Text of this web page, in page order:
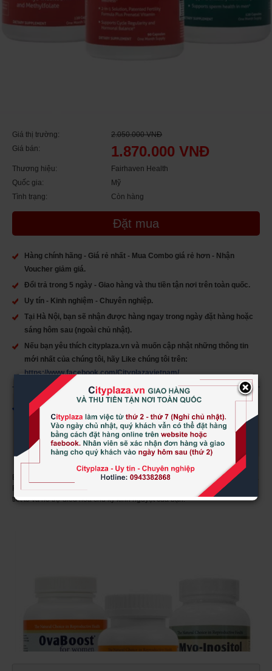
Giá thị trường:
2.050.000 VNĐ
Giá bán:
1.870.000 VNĐ
Thương hiệu:
Fairhaven Health
Quốc gia:
Mỹ
Tình trạng:
Còn hàng
Đặt mua
Hàng chính hãng - Giá rẻ nhất - Mua Combo giá rẻ hơn - Nhận
Voucher giảm giá.
Đổi trả trong 5 ngày - Giao hàng và thu tiền tận nơi trên toàn quốc.
Uy tín - Kinh nghiệm - Chuyên nghiệp.
Tại Hà Nội, bạn sẽ nhận được hàng ngay trong ngày đặt hàng hoặc
sáng hôm sau (ngoài chủ nhật).
Nếu bạn yêu thích cityplaza.vn và muốn cập nhật những thông tin
mới nhất của chúng tôi, hãy Like chúng tôi trên:
https://www.facebook.com/Cityplazavietnam/
Nếu bạn trên 30 tuổi, bạn có chu kỳ kinh nguyệt không đều hoặc bị
buồng trứng đa nang thì bộ ba sản phẩm này là một sự lựa chọn tốt
cho bạn để cải thiện chất lượng trứng, cân bằng hóc môn và bổ
sung dưỡng chất trước khi mang thai cho phụ nữ.
Bộ ba sản phẩm hỗ trợ cân bằng nội tiết tố ở nữ: OvaBoost, Myo-inositol và
FertilAid for Women giúp cải thiện chất lượng trứng, cần bằng hóc môn nội
tiết tố và hỗ trợ điều hòa chu kỳ kinh nguyệt của bạn.
×